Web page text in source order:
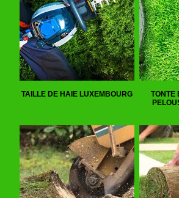
TAILLE DE HAIE LUXEMBOURG
TONTE